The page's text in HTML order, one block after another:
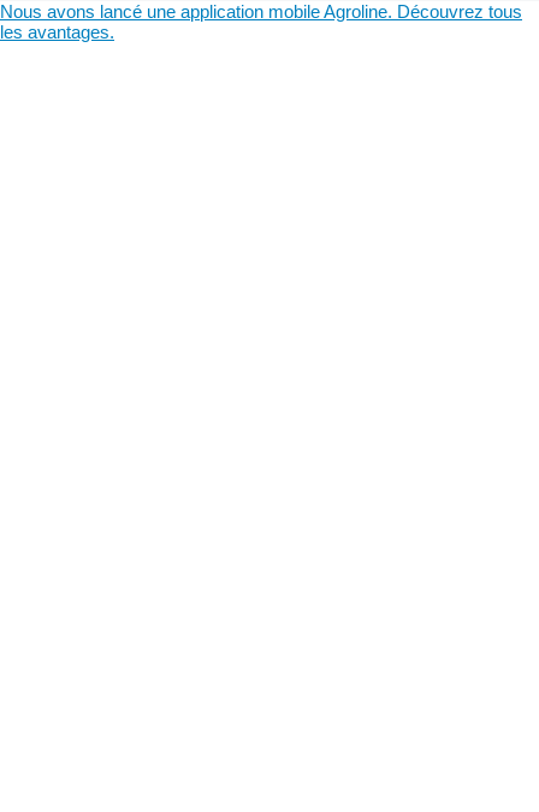
Nous avons lancé une application mobile Agroline. Découvrez tous
les avantages.